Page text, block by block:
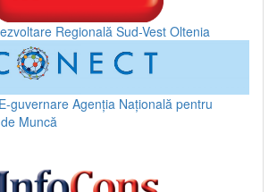
Regională Sud-Vest Oltenia
E-guvernare Agenția Națională pentru
Muncă